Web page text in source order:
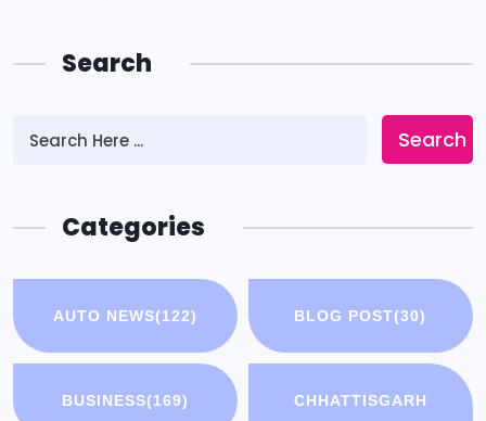
Search
Search
Categories
AUTO NEWS(122) BLOG POST(30)
BUSINESS(169)
CHHATTISGARH